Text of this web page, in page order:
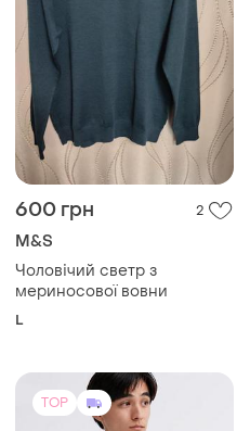
600 грн 2
M&S
Чоловічий светр з
мериносової вовни
L
TOP